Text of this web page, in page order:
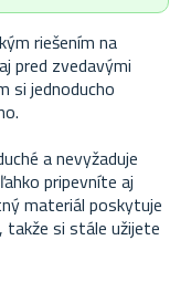
riešením na
pred zvedavými
si jednoducho
a nevyžaduje
pripevníte aj
materiál poskytuje
takže si stále užijete